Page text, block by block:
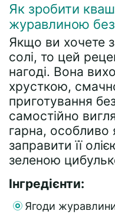
Як зробити
журавлиною без
Якщо ви хочете
солі, то цей
нагоді. Вона
хрусткою,
приготування
самостійно
гарна,
заправити її
зеленою
Інгредієнти:
Ягоди